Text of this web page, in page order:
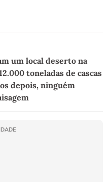
um local deserto na
toneladas de cascas
depois, ninguém